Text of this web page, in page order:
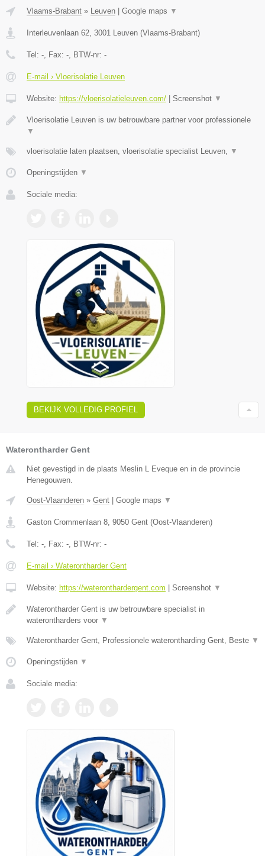
Vlaams-Brabant » Leuven | Google maps ▼
Interleuvenlaan 62 3001 Leuven (Vlaams-Brabant)
Tel: - , Fax: - , BTW-nr: -
E-mail › Vloerisolatie Leuven
Website: https://vloerisolatieleuven.com/ | Screenshot ▼
Vloerisolatie Leuven is uw betrouwbare partner voor professionele
▼
vloerisolatie laten plaatsen, vloerisolatie specialist Leuven, ▼
Openingstijden ▼
Sociale media:
BEKIJK VOLLEDIG PROFIEL
Waterontharder Gent
Niet gevestigd in de plaats Meslin L Eveque en in de provincie
Henegouwen.
Oost-Vlaanderen » Gent | Google maps ▼
Gaston Crommenlaan 8 9050 Gent (Oost-Vlaanderen)
Tel: - , Fax: - , BTW-nr: -
E-mail › Waterontharder Gent
Website: https://wateronthardergent.com | Screenshot ▼
Waterontharder Gent is uw betrouwbare specialist in
waterontharders voor ▼
Waterontharder Gent, Professionele waterontharding Gent, Beste ▼
Openingstijden ▼
Sociale media: